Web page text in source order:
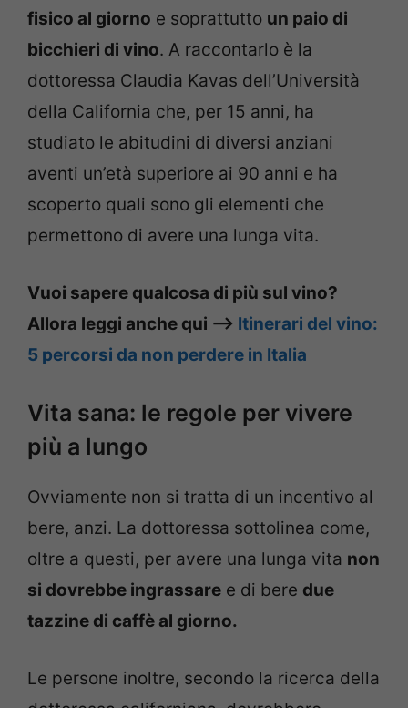
fisico al giorno e soprattutto un paio di
bicchieri di vino. A raccontarlo è la
dottoressa Claudia Kavas dell’Università
della California che, per 15 anni, ha
studiato le abitudini di diversi anziani
aventi un’età superiore ai 90 anni e ha
scoperto quali sono gli elementi che
permettono di avere una lunga vita.
Vuoi sapere qualcosa di più sul vino?
Allora leggi anche qui –> Itinerari del vino:
5 percorsi da non perdere in Italia
Vita sana: le regole per vivere
più a lungo
Ovviamente non si tratta di un incentivo al
bere, anzi. La dottoressa sottolinea come,
oltre a questi, per avere una lunga vita non
si dovrebbe ingrassare e di bere due
tazzine di caffè al giorno.
Le persone inoltre, secondo la ricerca della